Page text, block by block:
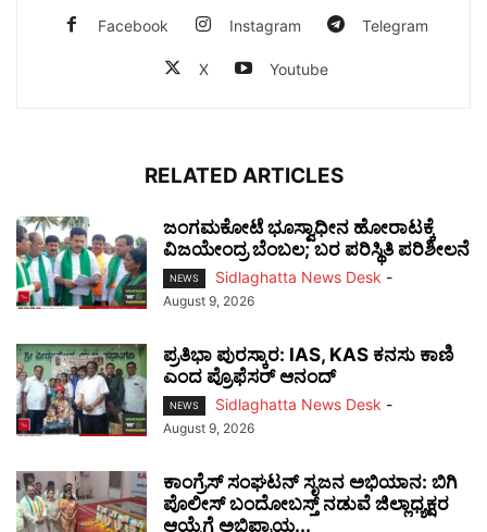
Facebook Instagram Telegram
X Youtube
RELATED ARTICLES
ಜಂಗಮಕೋಟೆ ಭೂಸ್ವಾಧೀನ ಹೋರಾಟಕ್ಕೆ
ವಿಜಯೇಂದ್ರ ಬೆಂಬಲ; ಬರ ಪರಿಸ್ಥಿತಿ ಪರಿಶೀಲನೆ
NEWS Sidlaghatta News Desk -
August 9, 2026
ಪ್ರತಿಭಾ ಪುರಸ್ಕಾರ: IAS, KAS ಕನಸು ಕಾಣಿ
ಎಂದ ಪ್ರೊಫೆಸರ್ ಆನಂದ್
NEWS Sidlaghatta News Desk -
August 9, 2026
ಕಾಂಗ್ರೆಸ್ ಸಂಘಟನ್ ಸೃಜನ ಅಭಿಯಾನ: ಬಿಗಿ
ಪೊಲೀಸ್ ಬಂದೋಬಸ್ತ್ ನಡುವೆ ಜಿಲ್ಲಾಧ್ಯಕ್ಷರ
ಆಯ್ಕೆಗೆ ಅಭಿಪ್ರಾಯ...